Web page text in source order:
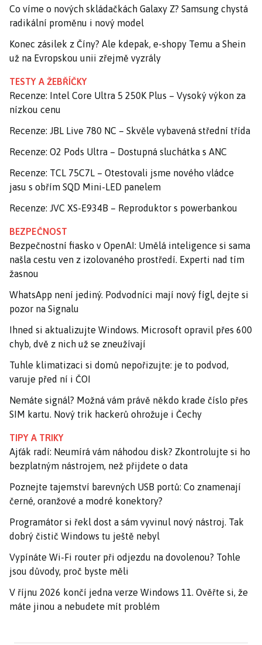
Co víme o nových skládačkách Galaxy Z? Samsung chystá
radikální proměnu i nový model
Konec zásilek z Číny? Ale kdepak, e-shopy Temu a Shein
už na Evropskou unii zřejmě vyzrály
TESTY A ŽEBŘÍČKY
Recenze: Intel Core Ultra 5 250K Plus – Vysoký výkon za
nízkou cenu
Recenze: JBL Live 780 NC – Skvěle vybavená střední třída
Recenze: O2 Pods Ultra – Dostupná sluchátka s ANC
Recenze: TCL 75C7L – Otestovali jsme nového vládce
jasu s obřím SQD Mini-LED panelem
Recenze: JVC XS-E934B – Reproduktor s powerbankou
BEZPEČNOST
Bezpečnostní fiasko v OpenAI: Umělá inteligence si sama
našla cestu ven z izolovaného prostředí. Experti nad tím
žasnou
WhatsApp není jediný. Podvodníci mají nový fígl, dejte si
pozor na Signalu
Ihned si aktualizujte Windows. Microsoft opravil přes 600
chyb, dvě z nich už se zneužívají
Tuhle klimatizaci si domů nepořizujte: je to podvod,
varuje před ní i ČOI
Nemáte signál? Možná vám právě někdo krade číslo přes
SIM kartu. Nový trik hackerů ohrožuje i Čechy
TIPY A TRIKY
Ajťák radí: Neumírá vám náhodou disk? Zkontrolujte si ho
bezplatným nástrojem, než přijdete o data
Poznejte tajemství barevných USB portů: Co znamenají
černé, oranžové a modré konektory?
Programátor si řekl dost a sám vyvinul nový nástroj. Tak
dobrý čistič Windows tu ještě nebyl
Vypínáte Wi-Fi router při odjezdu na dovolenou? Tohle
jsou důvody, proč byste měli
V říjnu 2026 končí jedna verze Windows 11. Ověřte si, že
máte jinou a nebudete mít problém